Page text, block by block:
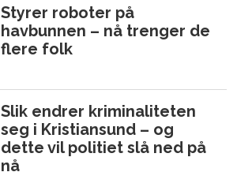
Styrer roboter på
havbunnen – nå trenger de
flere folk
Slik endrer kriminaliteten
seg i Kristiansund – og
dette vil politiet slå ned på
nå